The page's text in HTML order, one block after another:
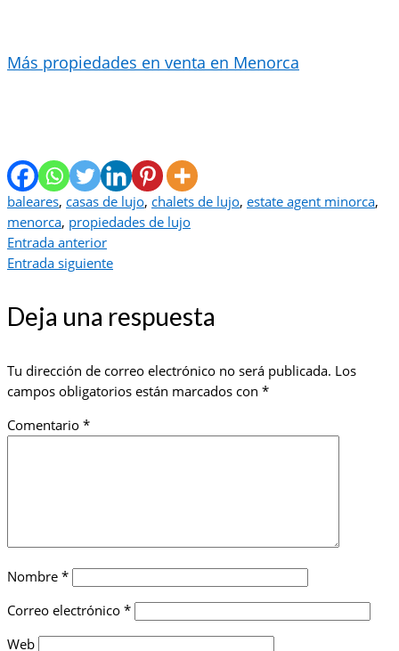
Más propiedades en venta en Menorca
baleares, casas de lujo, chalets de lujo, estate agent minorca,
menorca, propiedades de lujo
Entrada anterior
Entrada siguiente
Deja una respuesta
Tu dirección de correo electrónico no será publicada. Los
campos obligatorios están marcados con *
Comentario *
Nombre *
Correo electrónico *
Web